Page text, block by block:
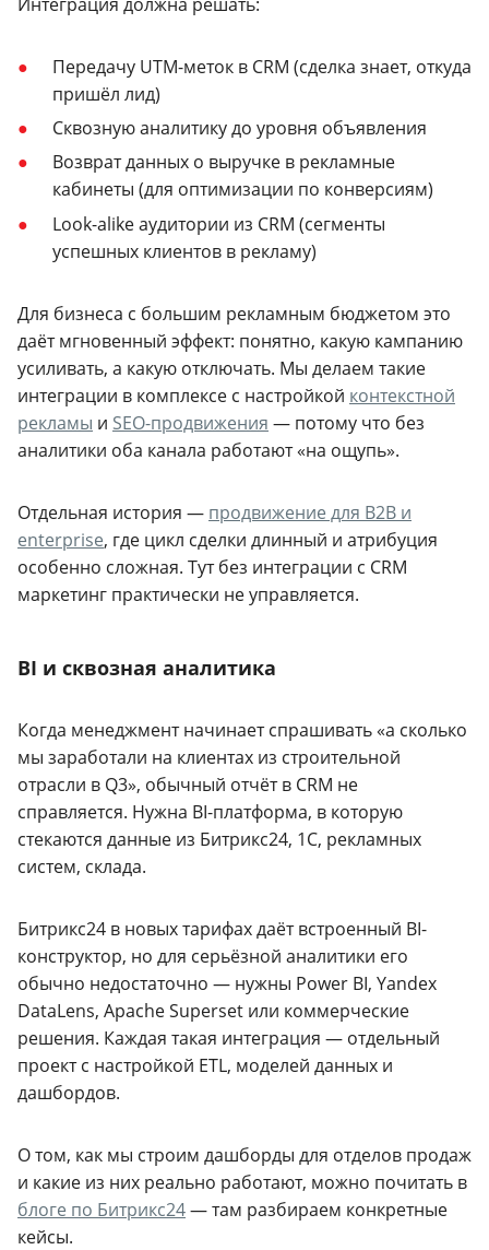
Передачу UTM-меток в CRM (сделка знает, откуда
пришёл лид)
Сквозную аналитику до уровня объявления
Возврат данных о выручке в рекламные
кабинеты (для оптимизации по конверсиям)
Look-alike аудитории из CRM (сегменты
успешных клиентов в рекламу)
Для бизнеса с большим рекламным бюджетом это
даёт мгновенный эффект: понятно, какую кампанию
усиливать, а какую отключать. Мы делаем такие
интеграции в комплексе с настройкой контекстной
рекламы и SEO-продвижения — потому что без
аналитики оба канала работают «на ощупь».
Отдельная история — продвижение для B2B и
enterprise, где цикл сделки длинный и атрибуция
особенно сложная. Тут без интеграции с CRM
маркетинг практически не управляется.
BI и сквозная аналитика
Когда менеджмент начинает спрашивать «а сколько
мы заработали на клиентах из строительной
отрасли в Q3», обычный отчёт в CRM не
справляется. Нужна BI-платформа, в которую
стекаются данные из Битрикс24, 1С, рекламных
систем, склада.
Битрикс24 в новых тарифах даёт встроенный BI-
конструктор, но для серьёзной аналитики его
обычно недостаточно — нужны Power BI, Yandex
DataLens, Apache Superset или коммерческие
решения. Каждая такая интеграция — отдельный
проект с настройкой ETL, моделей данных и
дашбордов.
О том, как мы строим дашборды для отделов продаж
и какие из них реально работают, можно почитать в
блоге по Битрикс24— там разбираем конкретные
кейсы.